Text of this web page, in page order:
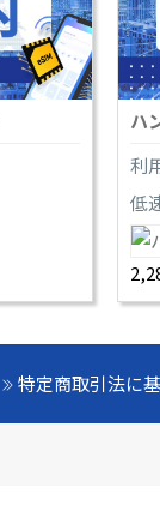
ハ
利
低
特定商取引法に